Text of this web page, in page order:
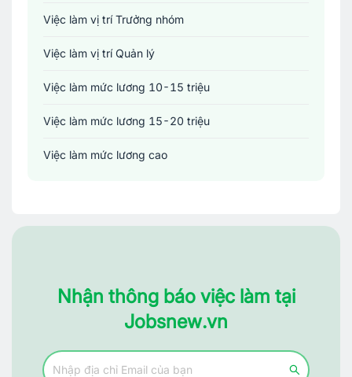
Việc làm vị trí Trưởng nhóm
Việc làm vị trí Quản lý
Việc làm mức lương 10-15 triệu
Việc làm mức lương 15-20 triệu
Việc làm mức lương cao
Nhận thông báo việc làm tại
Jobsnew.vn